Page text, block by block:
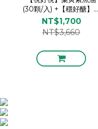
(30顆/入) +【穩好醣】白
腎豆仙人掌 (60顆/入)
NT$1,700
NT$3,660